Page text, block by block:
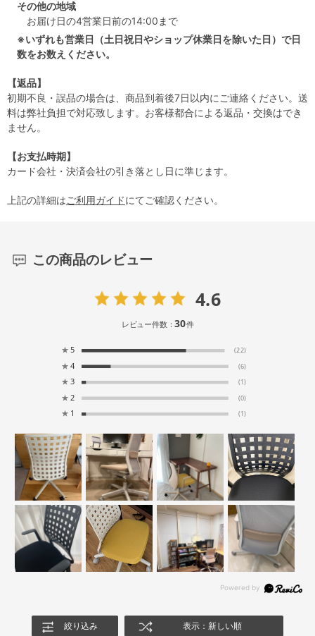
その他の地域
お届け日の4営業日前の14:00まで
※いずれも営業日（土日祝日やショップ休業日を除いた日）で日
数をお数えください。
【返品】
初期不良・誤品の場合は、商品到着後7日以内にご連絡ください。送
料は弊社負担で対応致します。お客様都合による返品・交換はでき
ません。
【お支払時期】
カード会社・決済会社の引き落とし日に準じます。
上記の詳細はご利用ガイドにてご確認ください。
この商品のレビュー
4.6
レビュー件数：30件
★ 5 (22)
★ 4 (6)
★ 3 (1)
★ 2 (0)
★ 1 (1)
絞り込み 表示：新しい順